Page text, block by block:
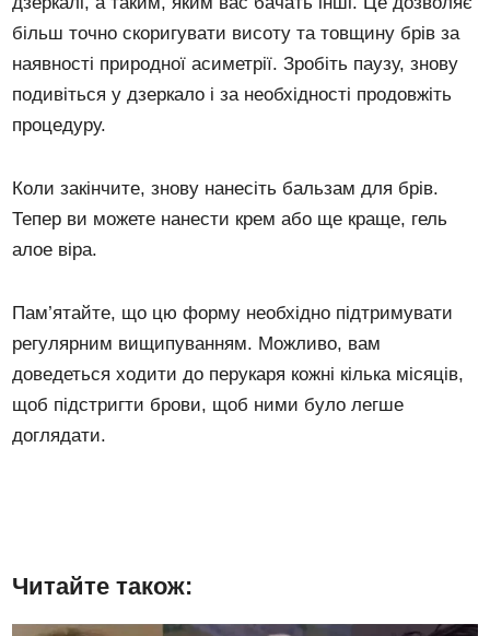
більш точно скоригувати висоту та товщину брів за
наявності природної асиметрії. Зробіть паузу, знову
подивіться у дзеркало і за необхідності продовжіть
процедуру.
Коли закінчите, знову нанесіть бальзам для брів.
Тепер ви можете нанести крем або ще краще, гель
алое віра.
Пам’ятайте, що цю форму необхідно підтримувати
регулярним вищипуванням. Можливо, вам
доведеться ходити до перукаря кожні кілька місяців,
щоб підстригти брови, щоб ними було легше
доглядати.
Читайте також: